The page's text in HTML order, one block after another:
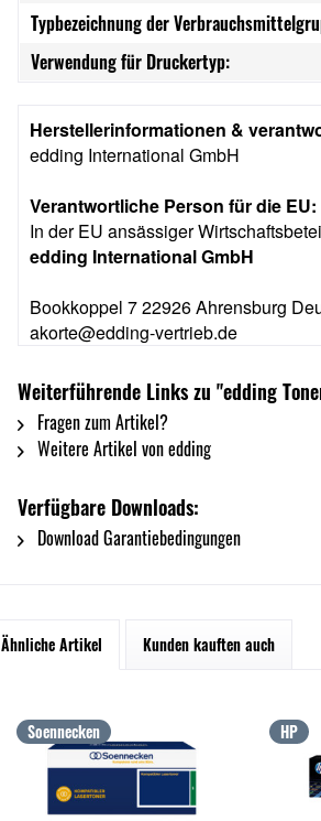
Typbezeichnung der
Verwendung für Druckertyp:
Herstellerinformationen &
edding International GmbH
Verantwortliche Person für die EU:
In der EU ansässiger
edding International GmbH
Bookkoppel 7 22926 Ahrensburg
akorte@edding-vertrieb.de
Weiterführende Links zu "edding
Fragen zum Artikel?
Weitere Artikel von edding
Verfügbare Downloads:
Download Garantiebedingungen
Ähnliche Artikel Kunden kauften auch
Soennecken HP